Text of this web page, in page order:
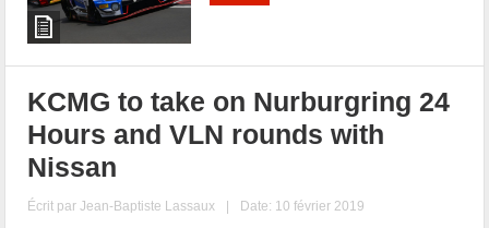
KCMG to take on Nurburgring 24
Hours and VLN rounds with
Nissan
Écrit parJean-Baptiste Lassaux | Date: 10 février 2019